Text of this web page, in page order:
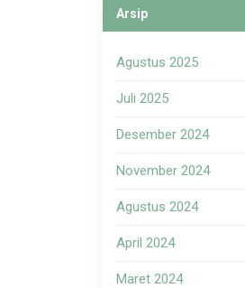
Arsip
Agustus 2025
Juli 2025
Desember 2024
November 2024
Agustus 2024
April 2024
Maret 2024